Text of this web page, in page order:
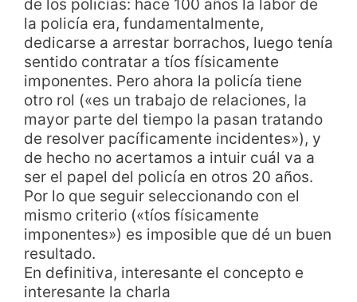
de los policías: hace 100 años la labor de
la policía era, fundamentalmente,
dedicarse a arrestar borrachos, luego tenía
sentido contratar a tíos físicamente
imponentes. Pero ahora la policía tiene
otro rol («es un trabajo de relaciones, la
mayor parte del tiempo la pasan tratando
de resolver pacíficamente incidentes»), y
de hecho no acertamos a intuir cuál va a
ser el papel del policía en otros 20 años.
Por lo que seguir seleccionando con el
mismo criterio («tíos físicamente
imponentes») es imposible que dé un buen
resultado.
En definitiva, interesante el concepto e
interesante la charla